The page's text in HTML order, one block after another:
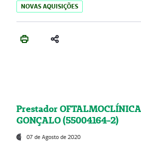
NOVAS AQUISIÇÕES
Prestador
GONÇALO (55004164-2)
07 de Agosto de 2020